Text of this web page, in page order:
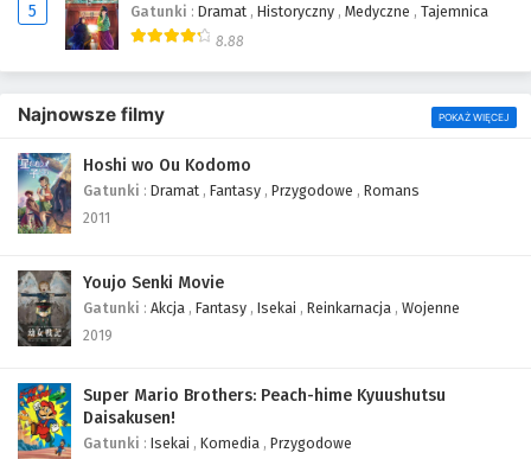
5 Gatunki : Dramat , Historyczny , Medyczne , Tajemnica
8.88
Najnowsze filmy POKAŻ WIĘCEJ
Hoshi wo Ou Kodomo
Gatunki : Dramat , Fantasy , Przygodowe , Romans
2011
Youjo Senki Movie
Gatunki : Akcja , Fantasy , Isekai , Reinkarnacja , Wojenne
2019
Super Mario Brothers: Peach-hime Kyuushutsu
Daisakusen!
Gatunki : Isekai , Komedia , Przygodowe